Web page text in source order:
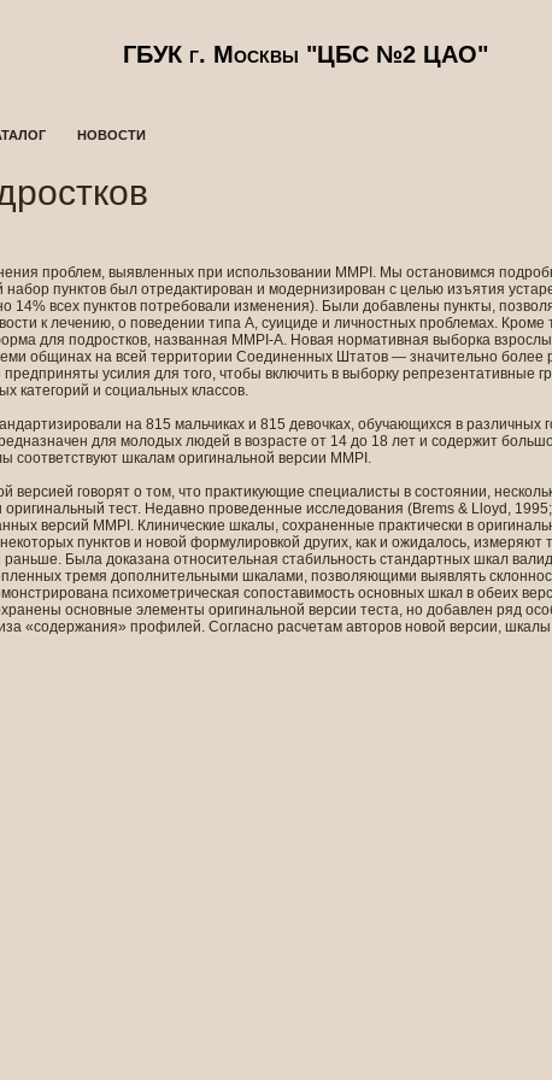
ГБУК г. Москвы "ЦБС №2 ЦАО"
НОВОСТИ
проблем, выявленных при использовании MMPI. Мы остановимся
набор пунктов был отредактирован и модернизирован с целью изъятия
всех пунктов потребовали изменения). Были добавлены пункты,
к лечению, о поведении типа А, суициде и личностных проблемах. Кроме
для подростков, названная MMPI-А. Новая нормативная выборка
общинах на всей территории Соединенных Штатов — значительно
усилия для того, чтобы включить в выборку репрезентативные
категорий и социальных классов.
на 815 мальчиках и 815 девочках, обучающихся в различных
для молодых людей в возрасте от 14 до 18 лет и содержит
соответствуют шкалам оригинальной версии MMPI.
говорят о том, что практикующие специалисты в состоянии,
оригинальный тест. Недавно проведенные исследования (Brems & Lloyd,
версий MMPI. Клинические шкалы, сохраненные практически в
пунктов и новой формулировкой других, как и ожидалось,
Была доказана относительная стабильность стандартных шкал
тремя дополнительными шкалами, позволяющими выявлять
психометрическая сопоставимость основных шкал в обеих
основные элементы оригинальной версии теста, но добавлен ряд
«содержания» профилей. Согласно расчетам авторов новой версии,